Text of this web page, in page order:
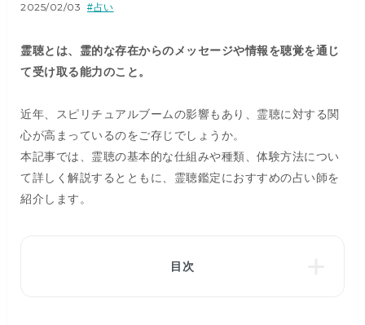
2025/02/03 #占い
霊聴とは、霊的な存在からのメッセージや情報を聴覚を通じ
て受け取る能力のこと。
近年、スピリチュアルブームの影響もあり、霊聴に対する関
心が高まっているのをご存じでしょうか。
本記事では、霊聴の基本的な仕組みや種類、体験方法につい
て詳しく解説するとともに、霊聴鑑定におすすめの占い師を
紹介します。
目次